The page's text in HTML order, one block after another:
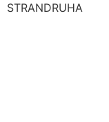
STRANDRUHA